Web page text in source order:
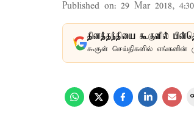
Published on: 29 Mar 2018,
தினத்தந்தியை கூகுளில்
கூகுள் செய்திகளில் எங்களின்